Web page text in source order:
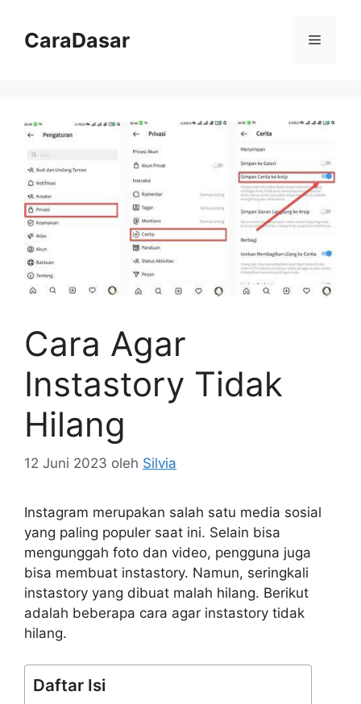
CaraDasar Menu
Cara Agar
Instastory Tidak
Hilang
12 Juni 2023 oleh Silvia
Instagram merupakan salah satu media sosial
yang paling populer saat ini. Selain bisa
mengunggah foto dan video, pengguna juga
bisa membuat instastory. Namun, seringkali
instastory yang dibuat malah hilang. Berikut
adalah beberapa cara agar instastory tidak
hilang.
Daftar Isi